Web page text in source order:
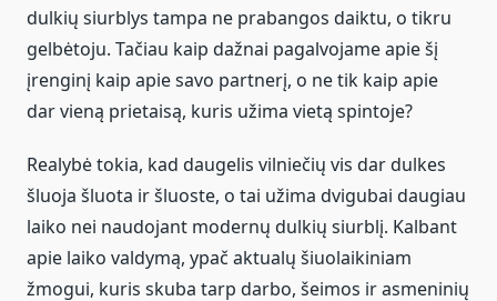
dulkių siurblys tampa ne prabangos daiktu, o tikru
gelbėtoju. Tačiau kaip dažnai pagalvojame apie šį
įrenginį kaip apie savo partnerį, o ne tik kaip apie
dar vieną prietaisą, kuris užima vietą spintoje?
Realybė tokia, kad daugelis vilniečių vis dar dulkes
šluoja šluota ir šluoste, o tai užima dvigubai daugiau
laiko nei naudojant modernų dulkių siurblį. Kalbant
apie laiko valdymą, ypač aktualų šiuolaikiniam
žmogui, kuris skuba tarp darbo, šeimos ir asmeninių